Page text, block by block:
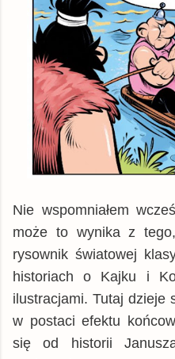
Nie wspomniałem
może to wynika z
rysownik światowej
historiach o Kajku i
ilustracjami. Tutaj dzieje
w postaci efektu
się od historii